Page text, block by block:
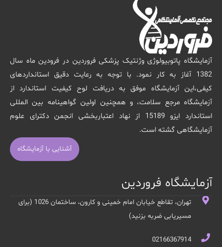
آزمایشگاه پاتوبیولوژی وژنتیک پزشکی فروردین در فرودین ماه سال
1382 آغاز به کار نمود. با توجه به رعایت دقیق استانداردهای
کیفی،این آزمایشگاه موفق به دریافت لوح کیفیت استاندارد از
آزمایشگاه مرجع سلامت، و همچنین اولین گواهینامه بین المللی
استاندارد ایزو 15189 از نهاد اعتباربخشی انجمن دکترای علوم
آزمایشگاهی گشته است.
آشنایی با آزمایشگاه
آزمایشگاه فروردین
تهران، تقاطع خیابان امام خمینی و کارون، ساختمان 1026 (برای
مسیریابی ضربه بزنید)
02166367914